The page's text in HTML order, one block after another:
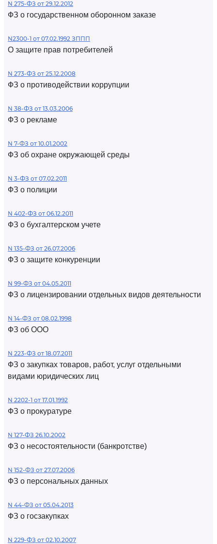
N 275-ФЗ от 29.12.2012
ФЗ о государственном оборонном заказе
N2300-1 от 07.02.1992 ЗППП
О защите прав потребителей
N 273-ФЗ от 25.12.2008
ФЗ о противодействии коррупции
N 38-ФЗ от 13.03.2006
ФЗ о рекламе
N 7-ФЗ от 10.01.2002
ФЗ об охране окружающей среды
N 3-ФЗ от 07.02.2011
ФЗ о полиции
N 402-ФЗ от 06.12.2011
ФЗ о бухгалтерском учете
N 135-ФЗ от 26.07.2006
ФЗ о защите конкуренции
N 99-ФЗ от 04.05.2011
ФЗ о лицензировании отдельных видов деятельности
N 14-ФЗ от 08.02.1998
ФЗ об ООО
N 223-ФЗ от 18.07.2011
ФЗ о закупках товаров, работ, услуг отдельными
видами юридических лиц
N 2202-1 от 17.01.1992
ФЗ о прокуратуре
N 127-ФЗ 26.10.2002
ФЗ о несостоятельности (банкротстве)
N 152-ФЗ от 27.07.2006
ФЗ о персональных данных
N 44-ФЗ от 05.04.2013
ФЗ о госзакупках
N 229-ФЗ от 02.10.2007